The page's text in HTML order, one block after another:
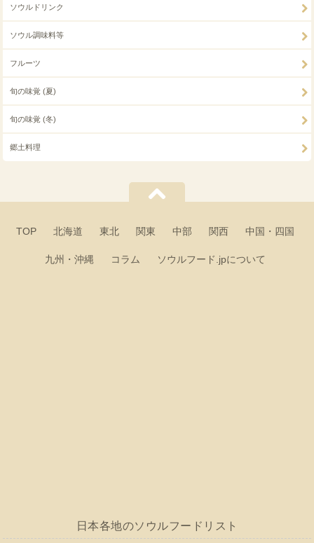
ソウルドリンク
ソウル調味料等
フルーツ
旬の味覚 (夏)
旬の味覚 (冬)
郷土料理
TOP 北海道 東北 関東 中部 関西 中国・四国
九州・沖縄 コラム ソウルフード.jpについて
日本各地のソウルフードリスト